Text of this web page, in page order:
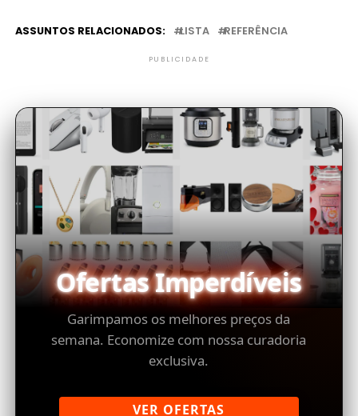
ASSUNTOS RELACIONADOS: LISTA REFERÊNCIA
PUBLICIDADE
Ofertas Imperdíveis
Garimpamos os melhores preços da
semana. Economize com nossa curadoria
exclusiva.
VER OFERTAS